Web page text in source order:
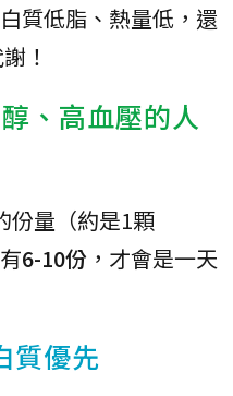
質低脂、熱量低，還
！
、高血壓的人
份量（約是1顆
6-10份 ，才會是一天
質優先